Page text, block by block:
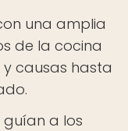
una amplia
de la cocina
causas hasta
guían a los